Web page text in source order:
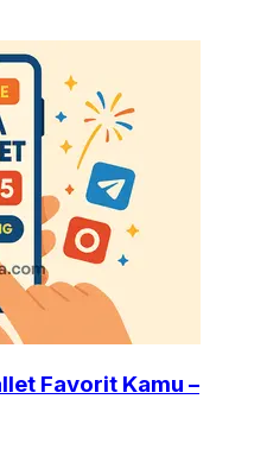
Favorit Kamu –